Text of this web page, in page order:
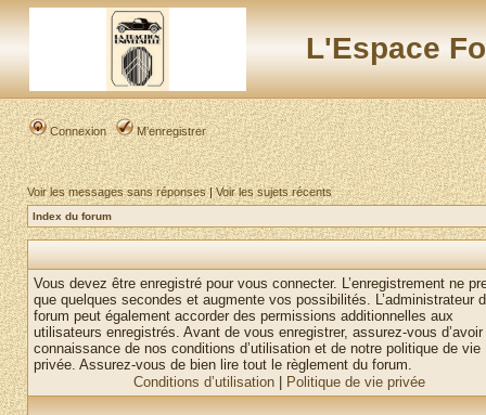
L'Espace
Connexion M’enregistrer
Voir les messages sans réponses|Voir les sujets récents
Index du forum
Vous devez être enregistré pour vous connecter. L’enregistrement ne
que quelques secondes et augmente vos possibilités. L’administrateur
forum peut également accorder des permissions additionnelles aux
utilisateurs enregistrés. Avant de vous enregistrer, assurez-vous
connaissance de nos conditions d’utilisation et de notre politique de vie
privée. Assurez-vous de bien lire tout le règlement du forum.
Conditions d’utilisation
Politique de vie privée